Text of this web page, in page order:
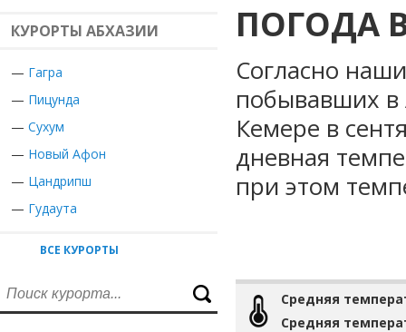
КУРОРТЫ АБХАЗИИ
— Гагра
— Пицунда
— Сухум
— Новый Афон
— Цандрипш
— Гудаута
ВСЕ КУРОРТЫ
ПОГОДА
Согласно
побывавших в
Кемере в
дневная
при этом
Средняя
Средняя